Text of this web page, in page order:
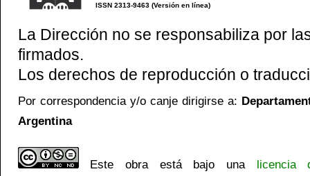
ISSN 2313-9463 (Versión en línea)
La Dirección no se responsabiliza por
firmados.
Los derechos de reproducción o
Por correspondencia y/o canje dirigirse a:
Argentina
Este obra está bajo una licencia